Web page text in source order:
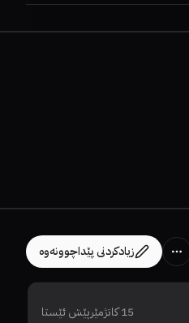
زیادکردنی پێداچوونەوە
15 کاتژمێرپێش ئێستا